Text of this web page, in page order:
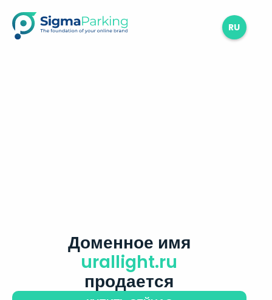
RU
Доменное имя
urallight.ru
продается